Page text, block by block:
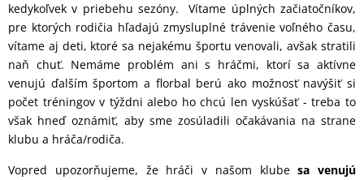
kedykoľvek v priebehu sezóny. Vítame úplných začiatočníkov,
pre ktorých rodičia hľadajú zmysluplné trávenie voľného času,
vítame aj deti, ktoré sa nejakému športu venovali, avšak stratili
naň chuť. Nemáme problém ani s hráčmi, ktorí sa aktívne
venujú ďalším športom a florbal berú ako možnosť navýšiť si
počet tréningov v týždni alebo ho chcú len vyskúšať - treba to
však hneď oznámiť, aby sme zosúladili očakávania na strane
klubu a hráča/rodiča.
Vopred upozorňujeme, že hráči v našom klubesa venujú